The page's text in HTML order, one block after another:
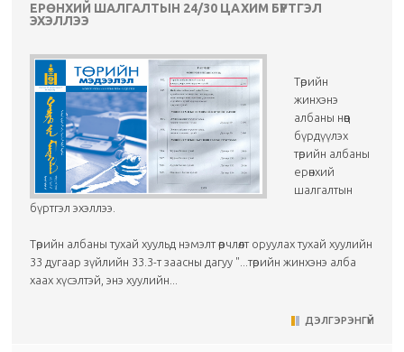
ЕРӨНХИЙ ШАЛГАЛТЫН 24/30 ЦАХИМ БҮРТГЭЛ
ЭХЭЛЛЭЭ
Төрийн
жинхэнэ
албаны нөөц
бүрдүүлэх
төрийн албаны
ерөнхий
шалгалтын
бүртгэл эхэллээ.
Төрийн албаны тухай хуульд нэмэлт өөрчлөлт оруулах тухай хуулийн
33 дугаар зүйлийн 33.3-т заасны дагуу "...төрийн жинхэнэ алба
хаах хүсэлтэй, энэ хуулийн...
ДЭЛГЭРЭНГҮЙ